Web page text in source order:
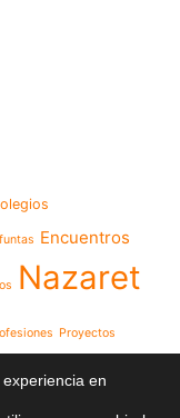
Encuentros
Nazaret
Proyectos
Videos
en